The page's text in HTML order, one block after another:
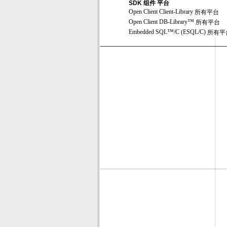
SDK组件 平台
Open Client Client-Library 所有平台
Open Client DB-Library™ 所有平台
Embedded SQL™/C (ESQL/C) 所有平